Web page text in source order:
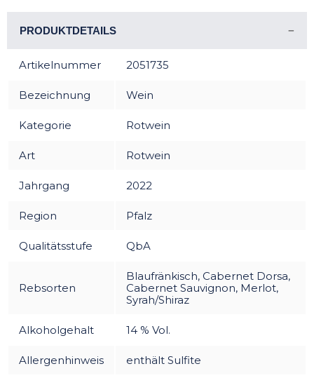
PRODUKTDETAILS
Artikelnummer 2051735
Bezeichnung Wein
Kategorie Rotwein
Art Rotwein
Jahrgang 2022
Region Pfalz
Qualitätsstufe QbA
Rebsorten
Blaufränkisch, Cabernet Dorsa,
Cabernet Sauvignon, Merlot,
Syrah/Shiraz
Alkoholgehalt 14 % Vol.
Allergenhinweis enthält Sulfite